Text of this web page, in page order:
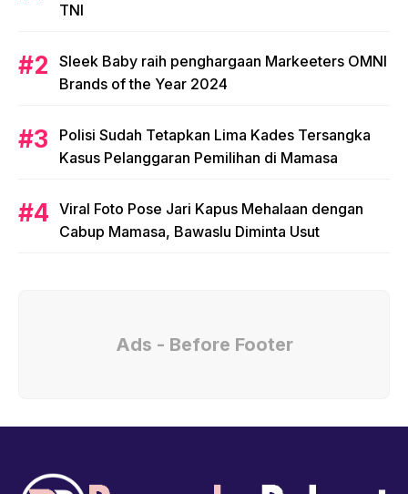
TNI
Sleek Baby raih penghargaan Markeeters OMNI
Brands of the Year 2024
Polisi Sudah Tetapkan Lima Kades Tersangka
Kasus Pelanggaran Pemilihan di Mamasa
Viral Foto Pose Jari Kapus Mehalaan dengan
Cabup Mamasa, Bawaslu Diminta Usut
Ads - Before Footer